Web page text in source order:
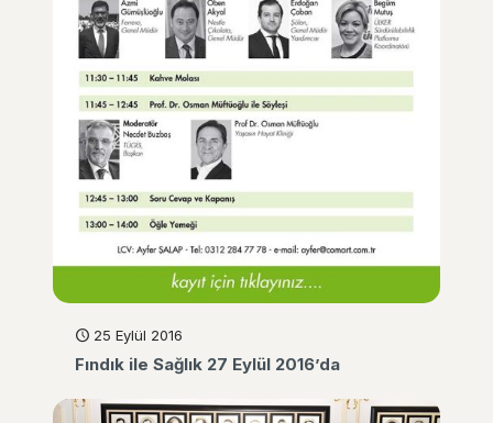
25 Eylül 2016
Fındık ile Sağlık 27 Eylül 2016’da